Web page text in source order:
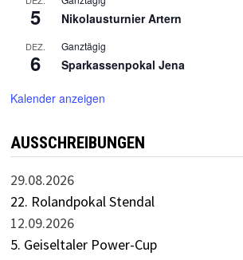
5 Nikolausturnier Artern
DEZ.
6
Ganztägig
Sparkassenpokal Jena
Kalender anzeigen
AUSSCHREIBUNGEN
29.08.2026
22. Rolandpokal Stendal
12.09.2026
5. Geiseltaler Power-Cup